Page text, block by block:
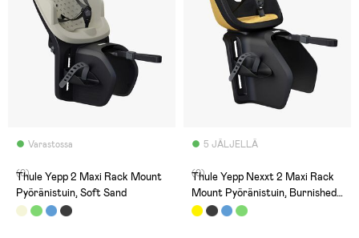
Varastossa
(0)
Thule Yepp 2 Maxi Rack Mount
Pyöränistuin, Soft Sand
5 JÄLJELLÄ
(0)
Thule Yepp Nexxt 2 Maxi Rack
Mount Pyöränistuin, Burnished
Yellow